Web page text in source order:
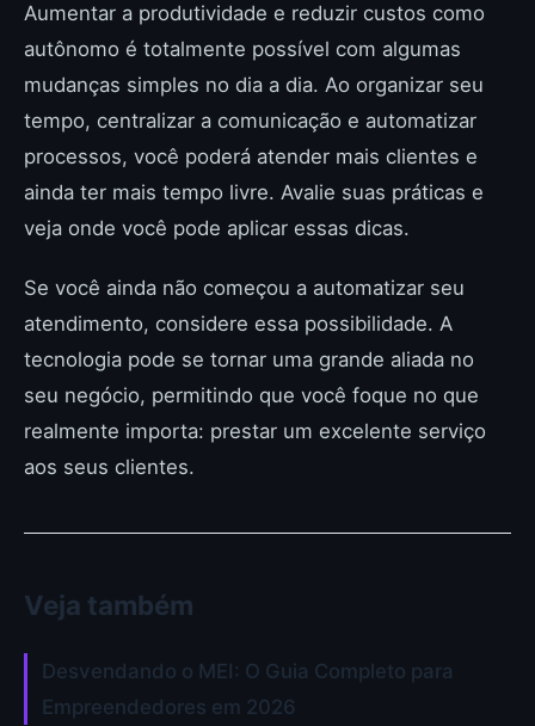
Aumentar a produtividade e reduzir custos como
autônomo é totalmente possível com algumas
mudanças simples no dia a dia. Ao organizar seu
tempo, centralizar a comunicação e automatizar
processos, você poderá atender mais clientes e
ainda ter mais tempo livre. Avalie suas práticas e
veja onde você pode aplicar essas dicas.
Se você ainda não começou a automatizar seu
atendimento, considere essa possibilidade. A
tecnologia pode se tornar uma grande aliada no
seu negócio, permitindo que você foque no que
realmente importa: prestar um excelente serviço
aos seus clientes.
Veja também
Desvendando o MEI: O Guia Completo para
Empreendedores em 2026